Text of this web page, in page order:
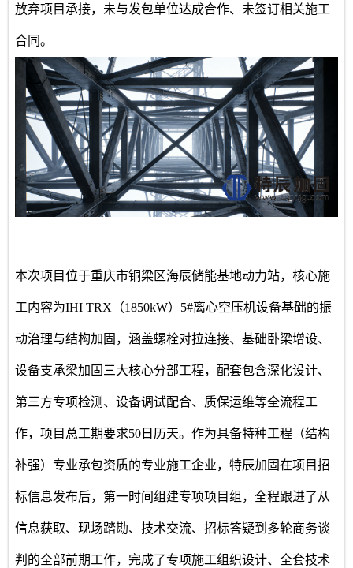
放弃项目承接，未与发包单位达成合作、未签订相关施工
合同。
本次项目位于重庆市铜梁区海辰储能基地动力站，核心施
工内容为IHI TRX（1850kW）5#离心空压机设备基础的振
动治理与结构加固，涵盖螺栓对拉连接、基础卧梁增设、
设备支承梁加固三大核心分部工程，配套包含深化设计、
第三方专项检测、设备调试配合、质保运维等全流程工
作，项目总工期要求50日历天。作为具备特种工程（结构
补强）专业承包资质的专业施工企业，特辰加固在项目招
标信息发布后，第一时间组建专项项目组，全程跟进了从
信息获取、现场踏勘、技术交流、招标答疑到多轮商务谈
判的全部前期工作，完成了专项施工组织设计、全套技术